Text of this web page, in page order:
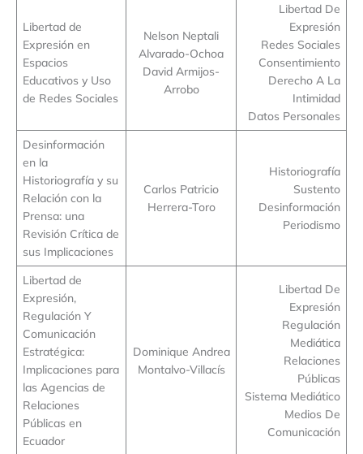
Libertad de
Expresión en
Espacios
Educativos y Uso
de Redes Sociales
Nelson Neptali
Alvarado-Ochoa
David Armijos-
Arrobo
Libertad De
Expresión
Redes Sociales
Consentimiento
Derecho A La
Intimidad
Datos Personales
Desinformación
en la
Historiografía y su
Relación con la
Prensa: una
Revisión Crítica de
sus Implicaciones
Carlos Patricio
Herrera-Toro
Historiografía
Sustento
Desinformación
Periodismo
Libertad de
Expresión,
Regulación Y
Comunicación
Estratégica:
Implicaciones para
las Agencias de
Relaciones
Públicas en
Ecuador
Dominique Andrea
Montalvo-Villacís
Libertad De
Expresión
Regulación
Mediática
Relaciones
Públicas
Sistema Mediático
Medios De
Comunicación